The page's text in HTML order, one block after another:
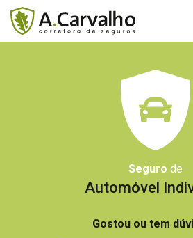
Seguro de
Automóvel
Gostou ou tem